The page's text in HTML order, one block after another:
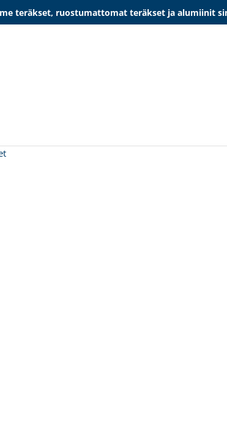
teräkset, ruostumattomat teräkset ja alumiinit